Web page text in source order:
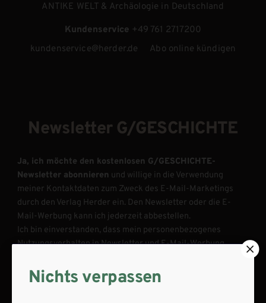
ANTIKE WELT & Archäologie in Deutschland
Kundenservice +49 761 2717200
kundenservice@herder.de
Abo online kündigen
Newsletter G/GESCHICHTE
Ja, ich möchte den kostenlosen G/GESCHICHTE-
Newsletter abonnieren und willige in die Verwendung
meiner Kontaktdaten zum Zweck des E-Mail-Marketings
durch den Verlag Herder ein. Den Newsletter oder die E-
Mail-Werbung kann ich jederzeit abbestellen.
Ich bin einverstanden, dass mein personenbezogenes
Nutzungsverhalten in Newsletter und E-Mail-Werbung
meine Interessen auszurichten. Über einen Link in
Newsletter oder E-Mail kann ich diese Funktion jederzeit
Nichts verpassen